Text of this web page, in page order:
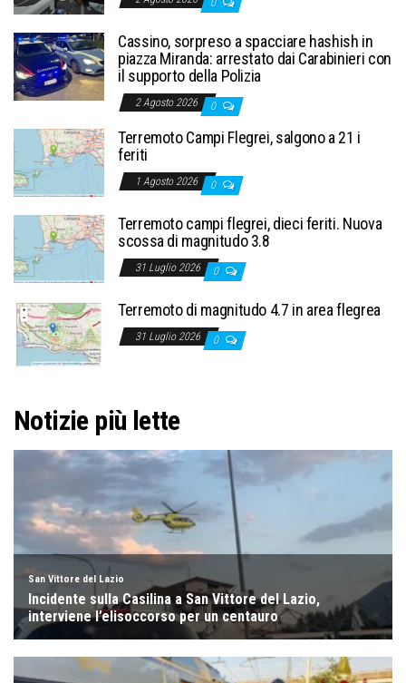
0
Cassino, sorpreso a spacciare hashish in
piazza Miranda: arrestato dai Carabinieri con
il supporto della Polizia
2 Agosto 2026 0
Terremoto Campi Flegrei, salgono a 21 i
feriti
1 Agosto 2026 0
Terremoto campi flegrei, dieci feriti. Nuova
scossa di magnitudo 3.8
31 Luglio 2026 0
Terremoto di magnitudo 4.7 in area flegrea
31 Luglio 2026 0
Notizie più lette